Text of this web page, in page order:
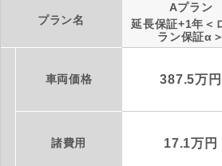
プラン名
Aプラン
延長保証+1年＜
ラン保証α＞
車両価格 387.5万円
諸費用 17.1万円